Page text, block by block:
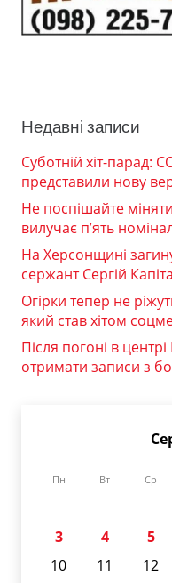
Недавні записи
Суботній хіт-парад:
представили нову
Не поспішайте
вилучає п’ять
На Херсонщині
сержант Сергій
Огірки тепер не
який став хітом
Після погоні в
отримати записи з
Пн Вт Ср
3
4 5
10
11 12